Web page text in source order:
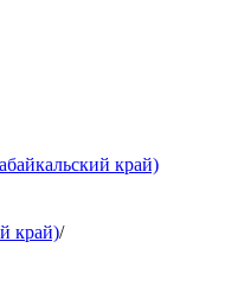
край)
край)/